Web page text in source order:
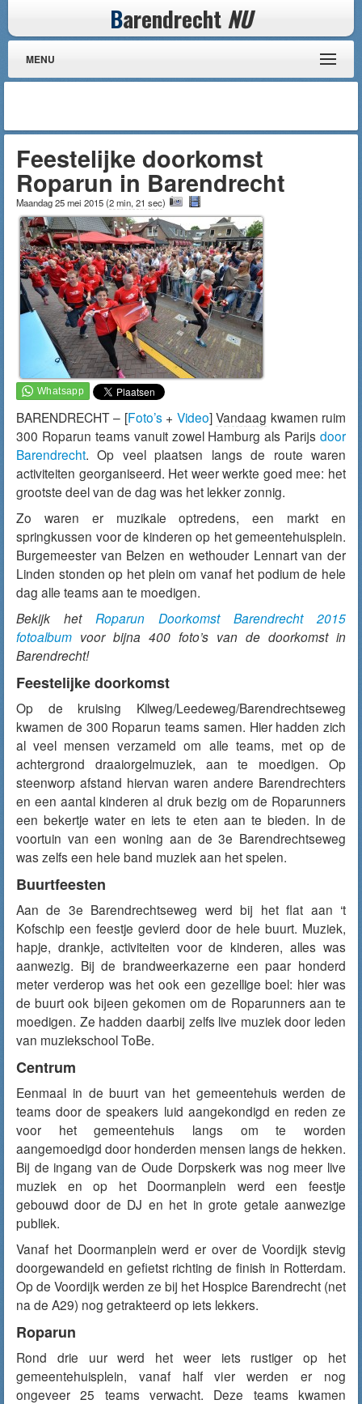
Barendrecht NU
MENU
Feestelijke doorkomst
Roparun in Barendrecht
Maandag 25 mei 2015(2 min, 21 sec)
BARENDRECHT – [Foto’s+ Video]Vandaag kwamen ruim
300 Roparun teams vanuit zowel Hamburg als Parijs door
Barendrecht. Op veel plaatsen langs de route waren
activiteiten georganiseerd. Het weer werkte goed mee: het
grootste deel van de dag was het lekker zonnig.
Zo waren er muzikale optredens, een markt en
springkussen voor de kinderen op het gemeentehuisplein.
Burgemeester van Belzen en wethouder Lennart van der
Linden stonden op het plein om vanaf het podium de hele
dag alle teams aan te moedigen.
Bekijk het Roparun Doorkomst Barendrecht 2015
fotoalbum voor bijna 400 foto’s van de doorkomst in
Barendrecht!
Feestelijke doorkomst
Op de kruising Kilweg/Leedeweg/Barendrechtseweg
kwamen de 300 Roparun teams samen. Hier hadden zich
al veel mensen verzameld om alle teams, met op de
achtergrond draaiorgelmuziek, aan te moedigen. Op
steenworp afstand hiervan waren andere Barendrechters
en een aantal kinderen al druk bezig om de Roparunners
een bekertje water en iets te eten aan te bieden. In de
voortuin van een woning aan de 3e Barendrechtseweg
was zelfs een hele band muziek aan het spelen.
Buurtfeesten
Aan de 3e Barendrechtseweg werd bij het flat aan ‘t
Kofschip een feestje gevierd door de hele buurt. Muziek,
hapje, drankje, activiteiten voor de kinderen, alles was
aanwezig. Bij de brandweerkazerne een paar honderd
meter verderop was het ook een gezellige boel: hier was
de buurt ook bijeen gekomen om de Roparunners aan te
moedigen. Ze hadden daarbij zelfs live muziek door leden
van muziekschool ToBe.
Centrum
Eenmaal in de buurt van het gemeentehuis werden de
teams door de speakers luid aangekondigd en reden ze
voor het gemeentehuis langs om te worden
aangemoedigd door honderden mensen langs de hekken.
Bij de ingang van de Oude Dorpskerk was nog meer live
muziek en op het Doormanplein werd een feestje
gebouwd door de DJ en het in grote getale aanwezige
publiek.
Vanaf het Doormanplein werd er over de Voordijk stevig
doorgewandeld en gefietst richting de finish in Rotterdam.
Op de Voordijk werden ze bij het Hospice Barendrecht (net
na de A29) nog getrakteerd op iets lekkers.
Roparun
Rond drie uur werd het weer iets rustiger op het
gemeentehuisplein, vanaf half vier werden er nog
ongeveer 25 teams verwacht. Deze teams kwamen